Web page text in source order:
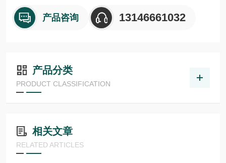
产品咨询 13146661032
产品分类
PRODUCT CLASSIFICATION
相关文章
RELATED ARTICLES